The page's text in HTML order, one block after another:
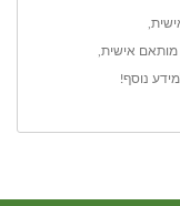
אישית
נוסף!